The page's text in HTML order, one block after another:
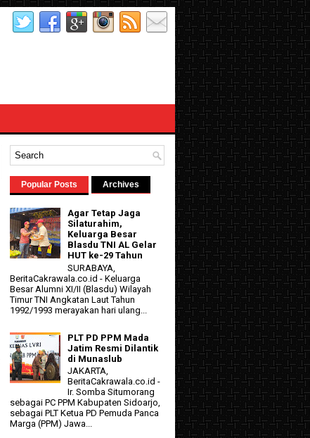
Popular Posts Archives
Agar Tetap Jaga
Silaturahim,
Keluarga Besar
Blasdu TNI AL Gelar
HUT ke-29 Tahun
SURABAYA,
BeritaCakrawala.co.id - Keluarga
Besar Alumni XI/II (Blasdu) Wilayah
Timur TNI Angkatan Laut Tahun
1992/1993 merayakan hari ulang...
PLT PD PPM Mada
Jatim Resmi Dilantik
di Munaslub
JAKARTA,
BeritaCakrawala.co.id -
Ir. Somba Situmorang
sebagai PC PPM Kabupaten Sidoarjo,
sebagai PLT Ketua PD Pemuda Panca
Marga (PPM) Jawa...